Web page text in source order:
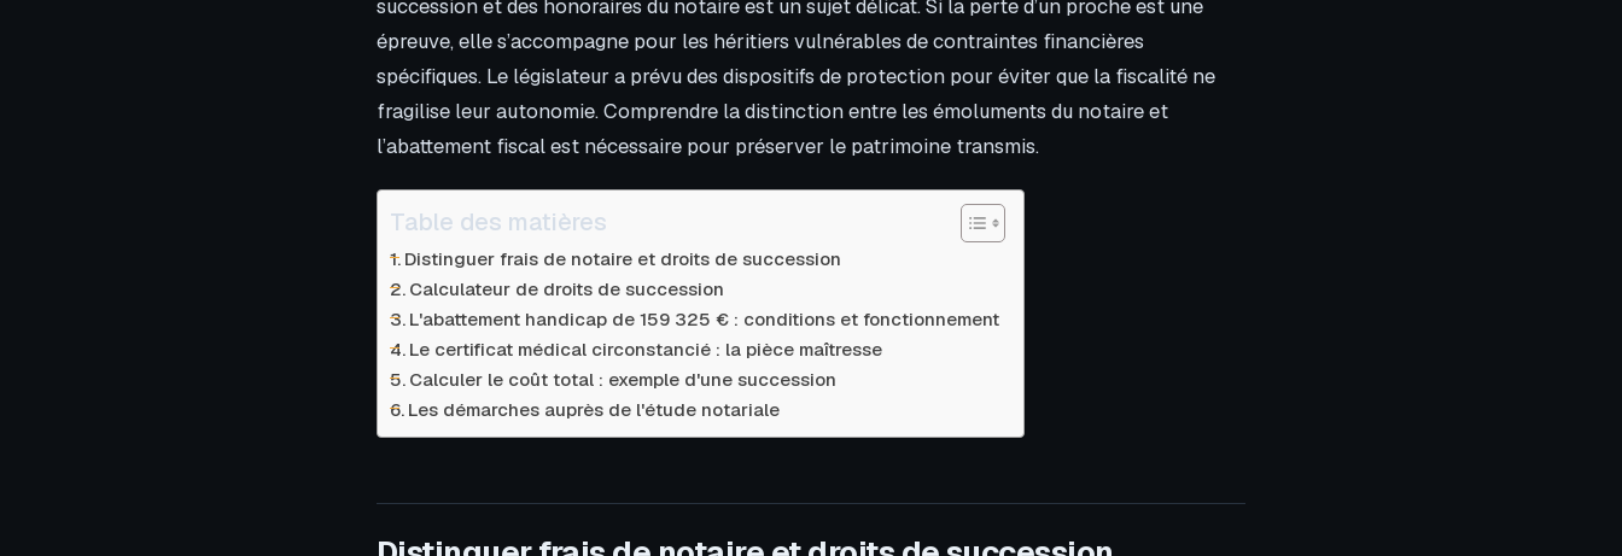
succession et des honoraires du notaire est un sujet délicat. Si la perte d’un proche est une
épreuve, elle s’accompagne pour les héritiers vulnérables de contraintes financières
spécifiques. Le législateur a prévu des dispositifs de protection pour éviter que la fiscalité ne
fragilise leur autonomie. Comprendre la distinction entre les émoluments du notaire et
l’abattement fiscal est nécessaire pour préserver le patrimoine transmis.
Table des matières
Distinguer frais de notaire et droits de succession
Calculateur de droits de succession
L'abattement handicap de 159 325 € : conditions et fonctionnement
Le certificat médical circonstancié : la pièce maîtresse
Calculer le coût total : exemple d'une succession
Les démarches auprès de l'étude notariale